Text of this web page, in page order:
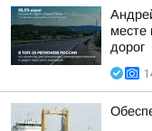
месте
дорог